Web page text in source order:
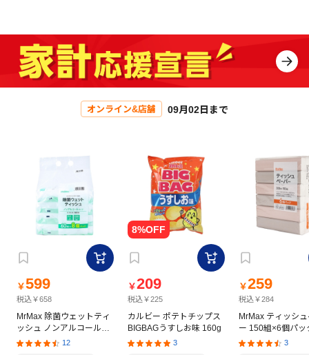
オンライン&店舗 09月02日まで
￥599
税込￥658
MrMax 除菌ウェットティ
ッシュ ノンアルコールタ
イプ 60枚×8個パック
12
￥209
税込￥225
カルビー ポテトチップス
BIGBAGうすしお味 160g
3
￥259
税込￥284
MrMax ティッシ
ー 150組×6個パッ
3